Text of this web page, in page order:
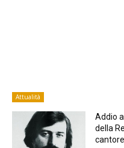
Attualità
Addio
della